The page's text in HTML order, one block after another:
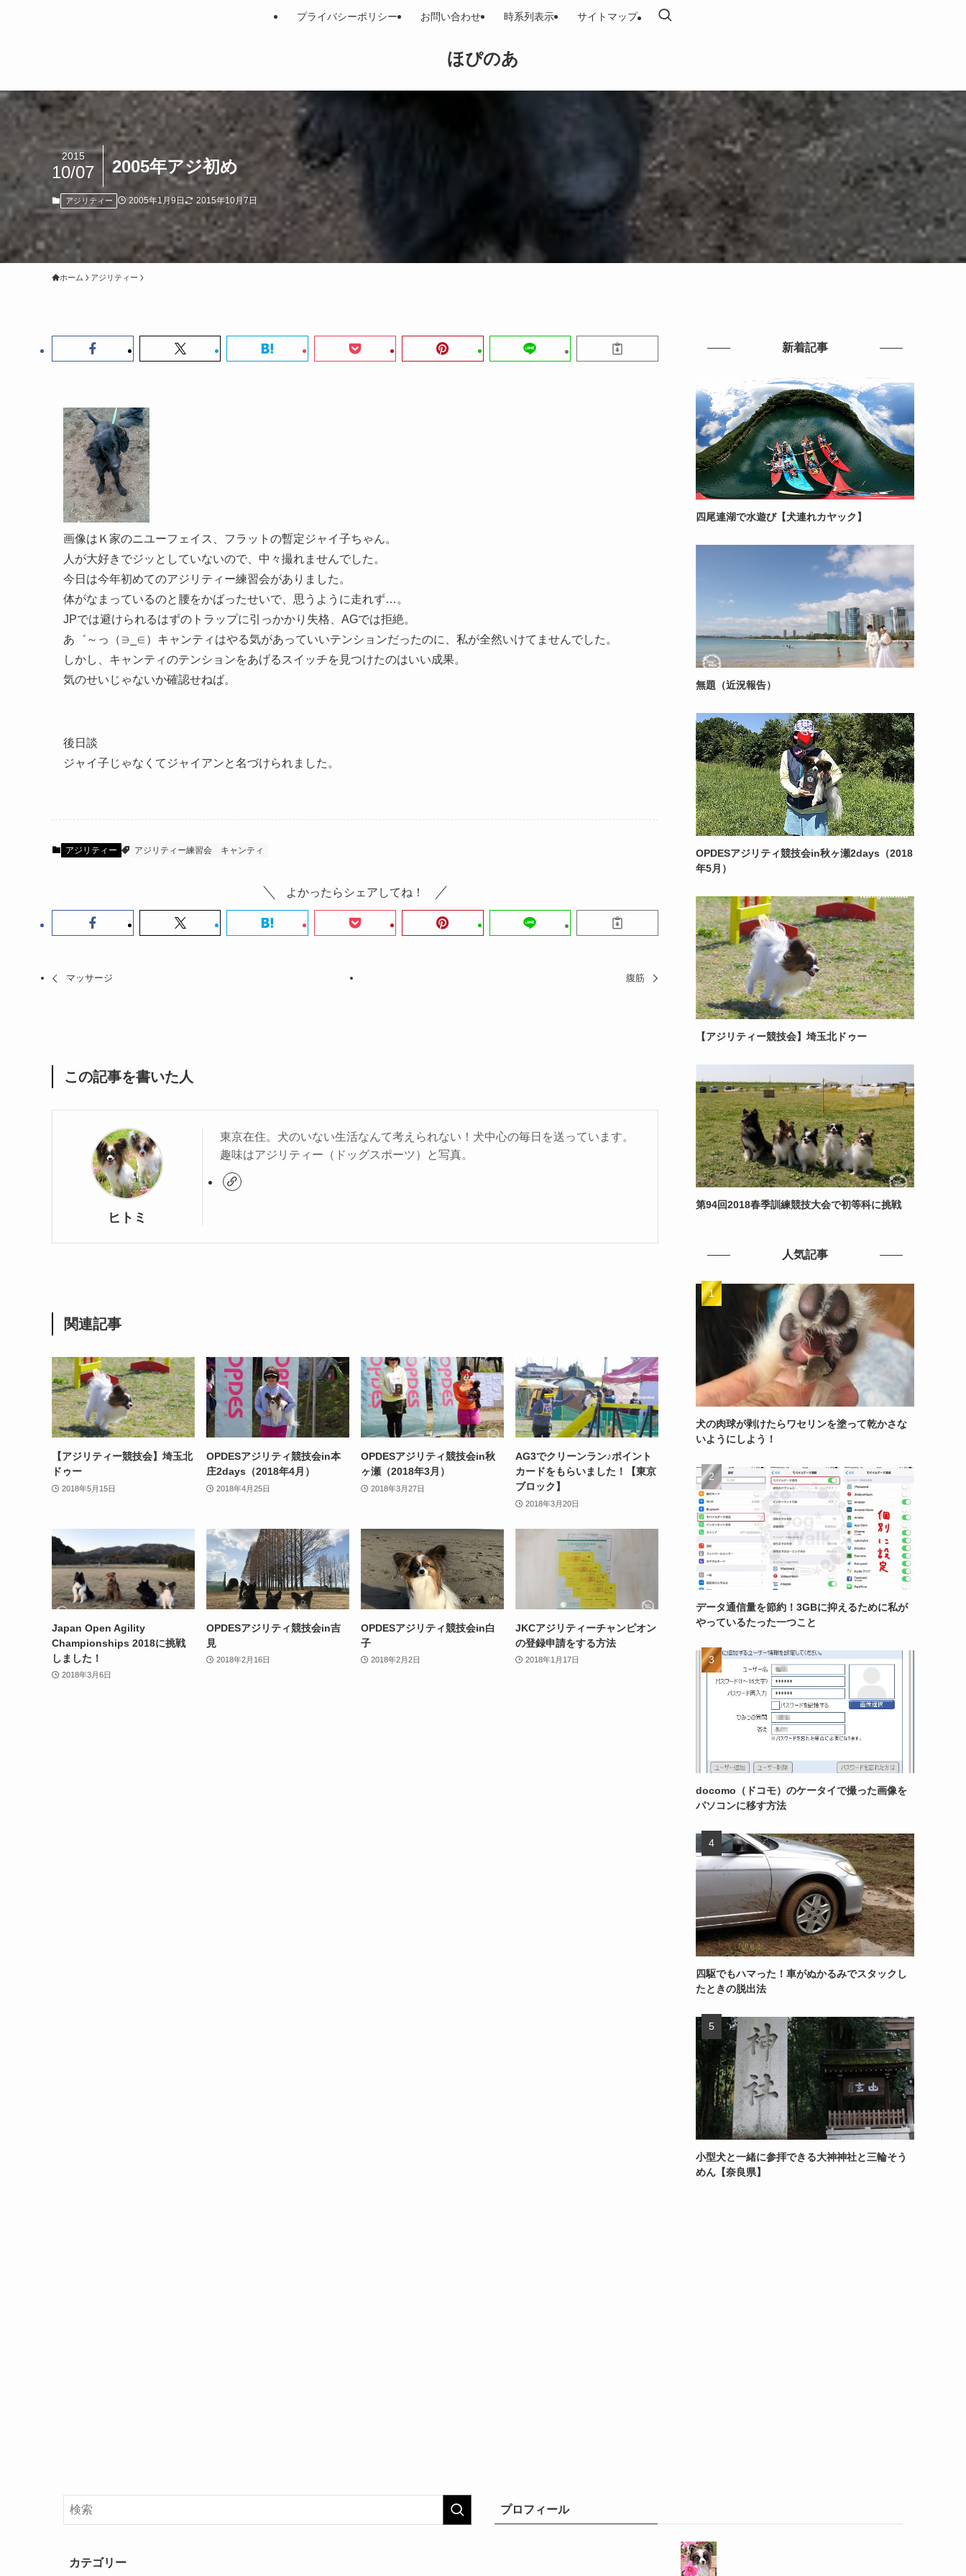
ほぴのあ
プライバシーポリシー お問い合わせ 時系列表示 サイトマップ
2005年アジ初め
2015
10/07
アジリティー 2005年1月9日 2015年10月7日
ホーム アジリティー
画像はＫ家のニユーフェイス、フラットの暫定ジャイ子ちゃん。
人が大好きでジッとしていないので、中々撮れませんでした。
今日は今年初めてのアジリティー練習会がありました。
体がなまっているのと腰をかばったせいで、思うように走れず…。
JPでは避けられるはずのトラップに引っかかり失格、AGでは拒絶。
あ゛～っ（∋_∈）キャンティはやる気があっていいテンションだったのに、私が全然いけてませんでした。
しかし、キャンティのテンションをあげるスイッチを見つけたのはいい成果。
気のせいじゃないか確認せねば。
後日談
ジャイ子じゃなくてジャイアンと名づけられました。
アジリティー アジリティー練習会 キャンティ
よかったらシェアしてね！
マッサージ 腹筋
この記事を書いた人
ヒトミ
東京在住。犬のいない生活なんて考えられない！犬中心の毎日を送っています。
趣味はアジリティー（ドッグスポーツ）と写真。
関連記事
【アジリティー競技会】埼玉北
ドゥー
2018年5月15日
OPDESアジリティ競技会in本
庄2days（2018年4月）
2018年4月25日
OPDESアジリティ競技会in秋
ヶ瀬（2018年3月）
2018年3月27日
AG3でクリーンラン♪ポイント
カードをもらいました！【東京
ブロック】
2018年3月20日
Japan Open Agility
Championships 2018に挑戦
しました！
2018年3月6日
OPDESアジリティ競技会in吉
見
2018年2月16日
OPDESアジリティ競技会in白
子
2018年2月2日
JKCアジリティーチャンピオン
の登録申請をする方法
2018年1月17日
新着記事
四尾連湖で水遊び【犬連れカヤック】
無題（近況報告）
OPDESアジリティ競技会in秋ヶ瀬2days（2018
年5月）
【アジリティー競技会】埼玉北ドゥー
第94回2018春季訓練競技大会で初等科に挑戦
人気記事
犬の肉球が剥けたらワセリンを塗って乾かさな
いようにしよう！
データ通信量を節約！3GBに抑えるために私が
やっているたった一つこと
docomo（ドコモ）のケータイで撮った画像を
パソコンに移す方法
四駆でもハマった！車がぬかるみでスタックし
たときの脱出法
小型犬と一緒に参拝できる大神神社と三輪そう
めん【奈良県】
カテゴリー
プロフィール